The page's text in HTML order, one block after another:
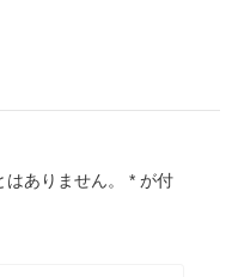
ありません。 * が付